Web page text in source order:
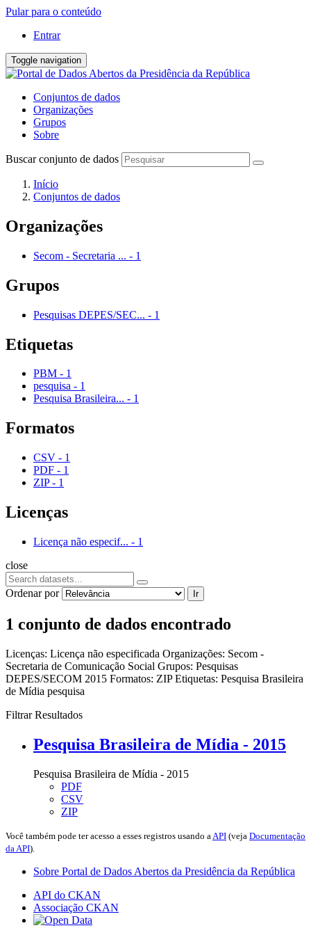
Pular para o conteúdo
Entrar
Toggle navigation
Conjuntos de dados
Organizações
Grupos
Sobre
Buscar conjunto de dados
Início
Conjuntos de dados
Organizações
Secom - Secretaria ... - 1
Grupos
Pesquisas DEPES/SEC... - 1
Etiquetas
PBM - 1
pesquisa - 1
Pesquisa Brasileira... - 1
Formatos
CSV - 1
PDF - 1
ZIP - 1
Licenças
Licença não especif... - 1
close
Ordenar por Ir
1 conjunto de dados encontrado
Licenças: Licença não especificada Organizações: Secom -
Secretaria de Comunicação Social Grupos: Pesquisas
DEPES/SECOM 2015 Formatos: ZIPEtiquetas: Pesquisa Brasileira
de Mídia pesquisa
Filtrar Resultados
Pesquisa Brasileira de Mídia - 2015
Pesquisa Brasileira de Mídia - 2015
PDF
CSV
ZIP
Você também pode ter acesso a esses registros usando a API (veja Documentação
da API).
Sobre Portal de Dados Abertos da Presidência da República
API do CKAN
Associação CKAN